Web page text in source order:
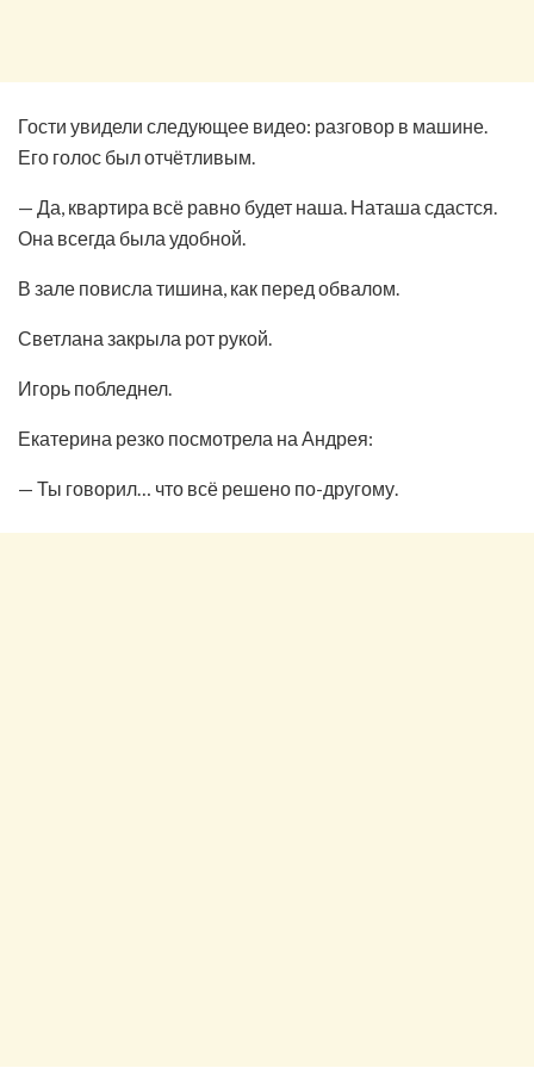
Гости увидели следующее видео: разговор в машине.
Его голос был отчётливым.
— Да, квартира всё равно будет наша. Наташа сдастся.
Она всегда была удобной.
В зале повисла тишина, как перед обвалом.
Светлана закрыла рот рукой.
Игорь побледнел.
Екатерина резко посмотрела на Андрея:
— Ты говорил… что всё решено по-другому.